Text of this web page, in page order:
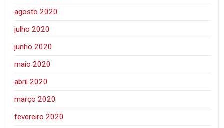
agosto 2020
julho 2020
junho 2020
maio 2020
abril 2020
março 2020
fevereiro 2020